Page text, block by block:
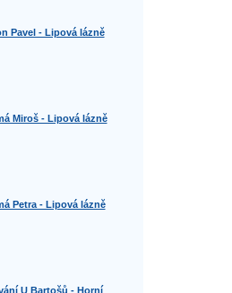
Pavel - Lipová lázně
Miroš - Lipová lázně
Petra - Lipová lázně
U Bartošů - Horní